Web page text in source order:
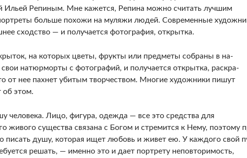
Ильей Репи­ным. Мне кажется, Репина можно считать луч­шим
больше похожи на муляжи людей. Современные
сходство — и получается фотография, открытка.
на ко­торых цветы, фрукты или предметы собраны в на­
натюрмор­ты с фотографий, и получается открытка, раскра­
от нее пахнет убитым творчеством. Многие художники пишут
об этом.
человека. Лицо, фигура, одежда — все это средства для
сущест­ва связана с Богом и стремится к Нему, поэтому
писать душу, которая ищет любовь и живет ею. У каждо­го свой
решать, — именно это и дает портрету непо­вторимость,